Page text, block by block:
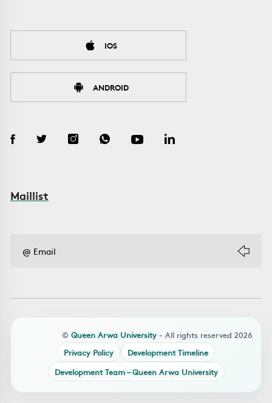
IOS
ANDROID
Maillist
© Queen Arwa University - All rights reserved 2026
Privacy Policy
Development Timeline
Development Team – Queen Arwa University